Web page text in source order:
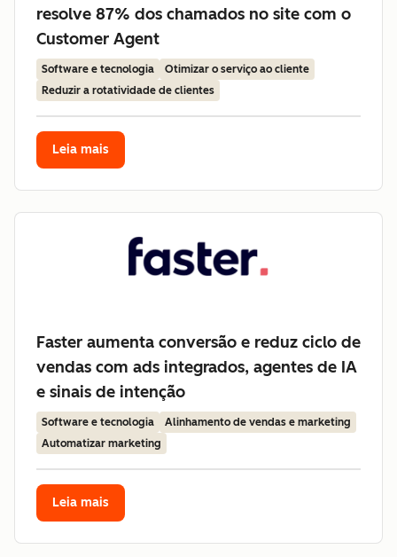
resolve 87% dos chamados no site com o
Customer Agent
Software e tecnologia
Otimizar o serviço ao cliente
Reduzir a rotatividade de clientes
Leia mais
Faster aumenta conversão e reduz ciclo de
vendas com ads integrados, agentes de IA
e sinais de intenção
Software e tecnologia
Alinhamento de vendas e marketing
Automatizar marketing
Leia mais